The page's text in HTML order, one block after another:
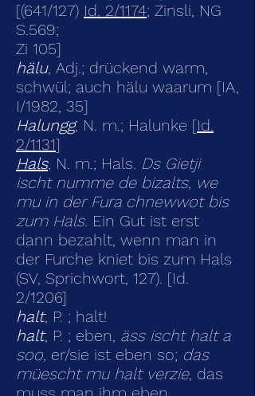
[(641/127) Id. 2/1174; Zinsli, NG
S.569;
Zi 105]
hälu, Adj.; drückend warm,
schwül; auch hälu waarum [IA,
I/1982, 35]
Halungg, N. m.; Halunke [Id.
2/1131]
Hals, N. m.; Hals. Ds Gietji
ischt numme de bizalts, we
mu in der Fura chnewwot bis
zum Hals. Ein Gut ist erst
dann bezahlt, wenn man in
der Furche kniet bis zum Hals
(SV, Sprichwort, 127). [Id.
2/1206]
halt, P. ; halt!
halt, P. ; eben, äss ischt halt a
soo, er/sie ist eben so; das
müescht mu halt verzie, das